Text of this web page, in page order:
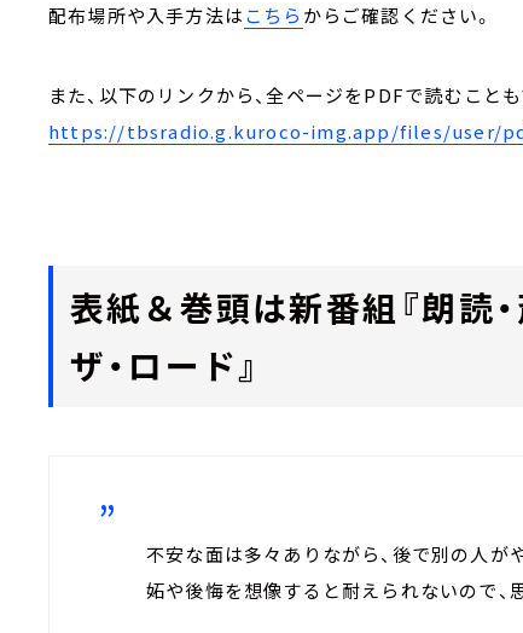
配布場所や入手方法はこちら からご確認ください。
また、以下のリンクから、全ページをPDFで読むことも
https://tbsradio.g.kuroco-img.app/files/user/
表紙＆巻頭は新番組『朗読
ザ・ロード』
不安な面は多々ありながら、後で別の人
妬や後悔を想像すると耐えられないので、